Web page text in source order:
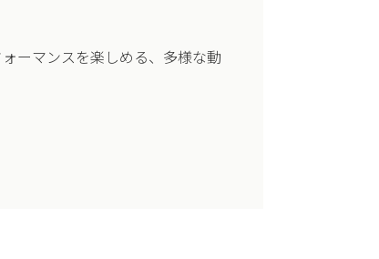
ーマンスを楽しめる、多様な動